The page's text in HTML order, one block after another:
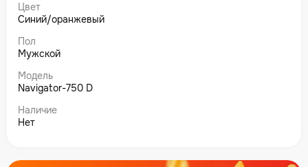
Цвет
Синий/оранжевый
Пол
Мужской
Модель
Navigator-750 D
Наличие
Нет